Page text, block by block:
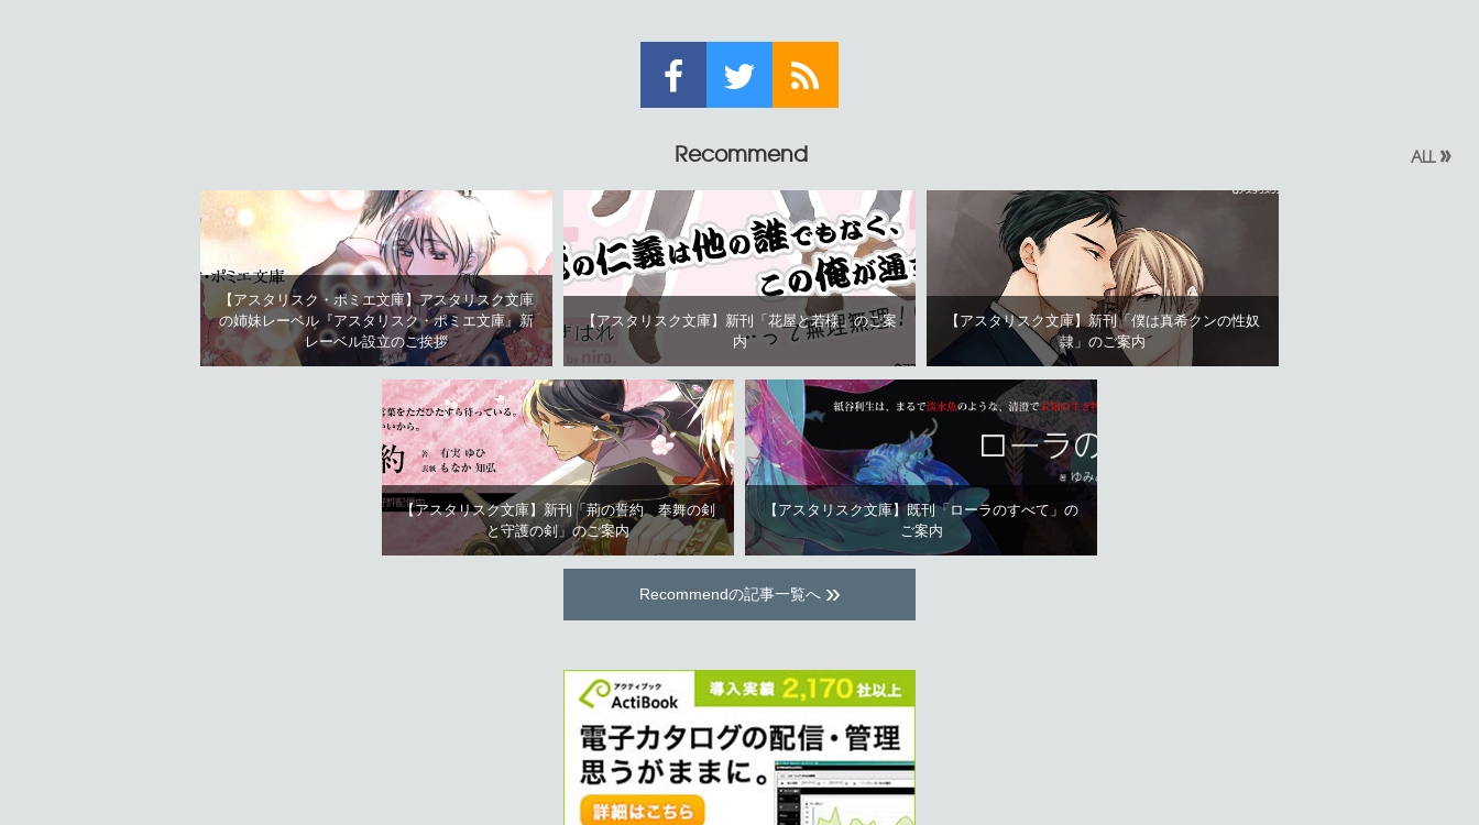
Recommend ALL »
【アスタリスク・ポミエ文庫】アスタリスク文庫
の姉妹レーベル『アスタリスク・ポミエ文庫』新
レーベル設立のご挨拶
【アスタリスク文庫】新刊「花屋と若様」のご案
内
【アスタリスク文庫】新刊「僕は真希クンの性奴
隷」のご案内
【アスタリスク文庫】新刊「荊の誓約 奉舞の剣
と守護の剣」のご案内
【アスタリスク文庫】既刊「ローラのすべて」の
ご案内
Recommendの記事一覧へ »